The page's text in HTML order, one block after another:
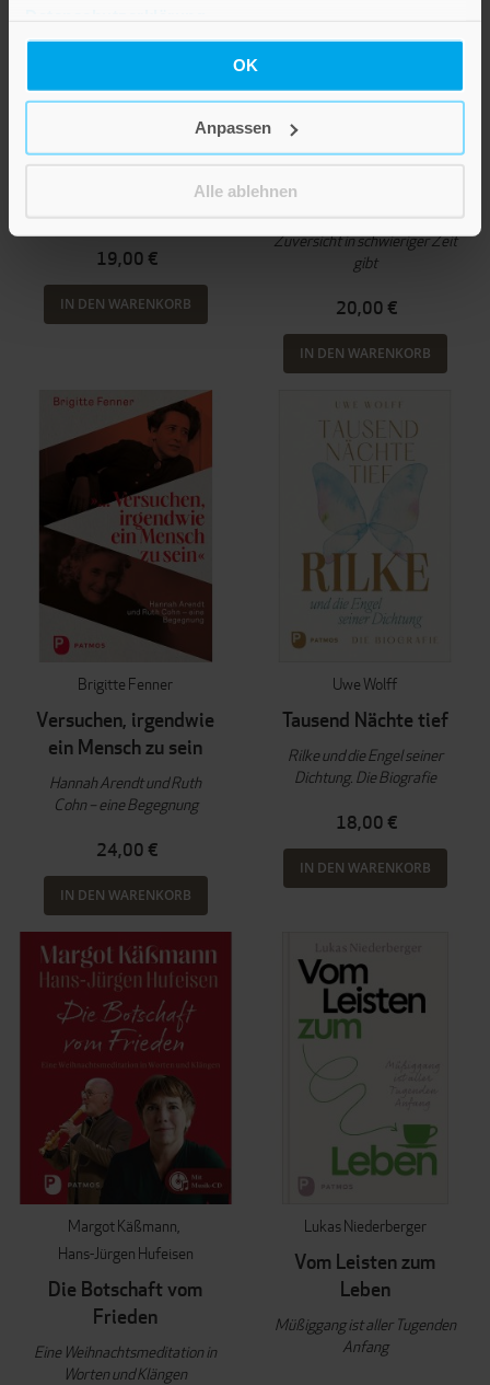
OK
Anpassen
Alle ablehnen
Papst Leo XIV.
Wer er ist – wie er denkt – was
19,00 €
IN DEN WARENKORB
Der Sinn von Politik
Zuversicht in schwieriger Zeit
gibt
20,00 €
IN DEN WARENKORB
Brigitte Fenner
Versuchen, irgendwie
ein Mensch zu sein
Hannah Arendt und Ruth
Cohn – eine Begegnung
24,00 €
IN DEN WARENKORB
Uwe Wolff
Tausend Nächte tief
Rilke und die Engel seiner
Dichtung. Die Biografie
18,00 €
IN DEN WARENKORB
Margot Käßmann
Hans-Jürgen Hufeisen
Die Botschaft vom
Frieden
Eine Weihnachtsmeditation in
Worten und Klängen
Lukas Niederberger
Vom Leisten zum
Leben
Müßiggang ist aller Tugenden
Anfang